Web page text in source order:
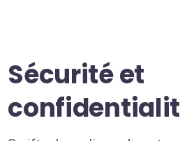
Sécurité et